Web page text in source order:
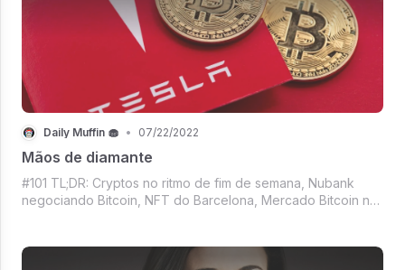
Daily Muffin 🧁 • 07/22/2022
Mãos de diamante
#101 TL;DR: Cryptos no ritmo de fim de semana, Nubank
negociando Bitcoin, NFT do Barcelona, Mercado Bitcoin no
muito mais.